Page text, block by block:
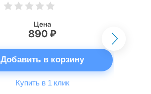
Цена
890 ₽
Добавить в корзину
Купить в 1 клик